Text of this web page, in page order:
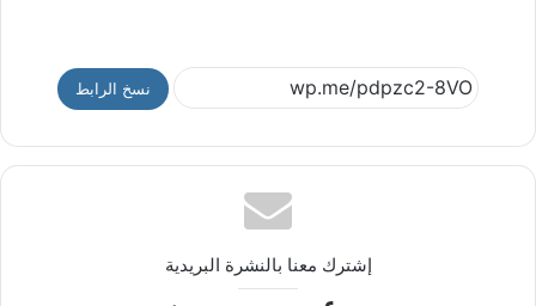
نسخ الرابط
إشترك معنا بالنشرة البريدية